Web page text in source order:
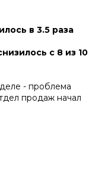
в 3.5 раза
с 8 из 10
- проблема
продаж начал